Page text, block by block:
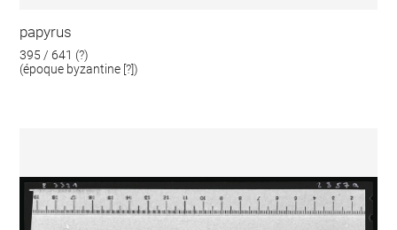
papyrus
395 / 641 (?)
(époque byzantine [?])